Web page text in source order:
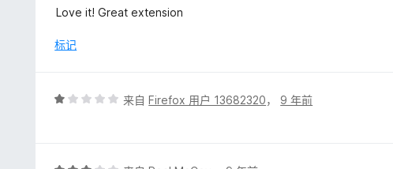
分
/
Love it! Great extension
标记
评
5
来自Firefox 用户 13682320， 9 年前